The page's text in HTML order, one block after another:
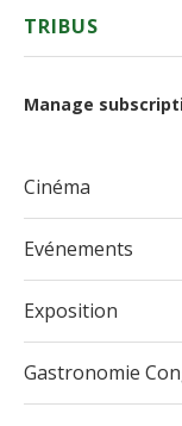
TRIBUS
Manage
Cinéma
Evénements
Exposition
Gastronomie